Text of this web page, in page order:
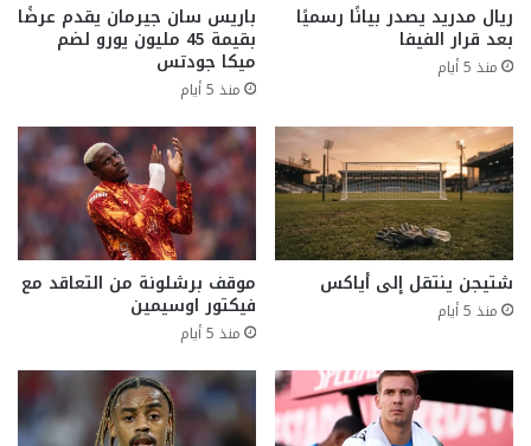
ريال مدريد يصدر بيانًا رسميًا
بعد قرار الفيفا
منذ 5 أيام
باريس سان جيرمان يقدم عرضًا
بقيمة 45 مليون يورو لضم
ميكا جودتس
منذ 5 أيام
شتيجن ينتقل إلى أياكس
منذ 5 أيام
موقف برشلونة من التعاقد مع
فيكتور اوسيمين
منذ 5 أيام